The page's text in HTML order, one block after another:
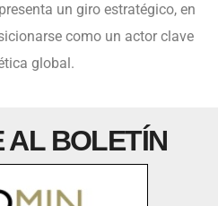
un giro estratégico, en
como un actor clave
global.
AL BOLETÍN